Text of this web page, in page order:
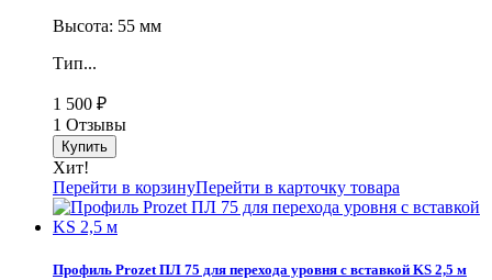
Высота: 55 мм
Тип...
1 500 ₽
1 Отзывы
Хит!
Перейти в корзинуПерейти в карточку товара
Профиль Prozet ПЛ 75 для перехода уровня с вставкой KS 2,5 м